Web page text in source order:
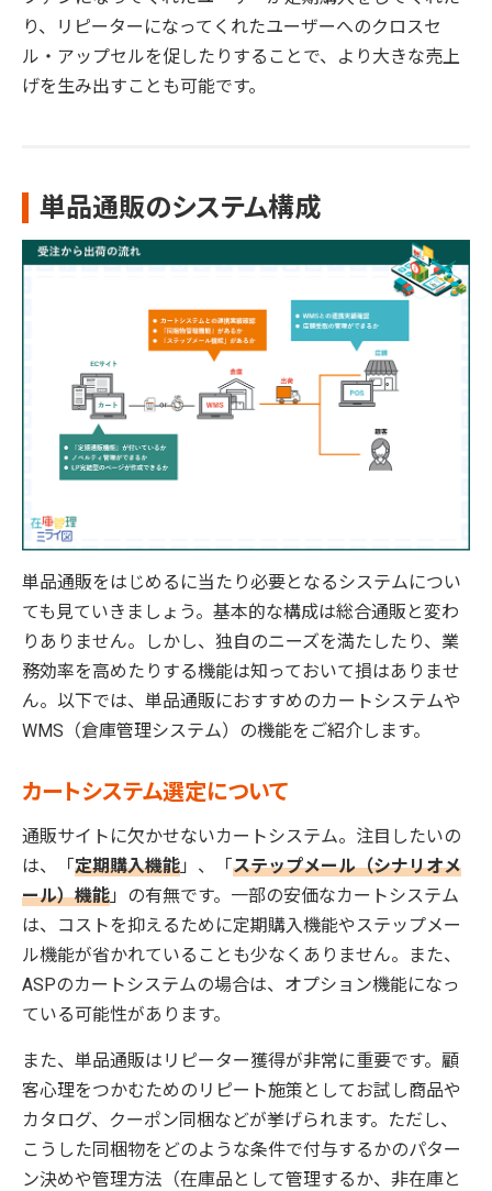
り、リピーターになってくれたユーザーへのクロスセ
ル・アップセルを促したりすることで、より大きな売上
げを生み出すことも可能です。
単品通販のシステム構成
単品通販をはじめるに当たり必要となるシステムについ
ても見ていきましょう。基本的な構成は総合通販と変わ
りありません。しかし、独自のニーズを満たしたり、業
務効率を高めたりする機能は知っておいて損はありませ
ん。以下では、単品通販におすすめのカートシステムや
WMS（倉庫管理システム）の機能をご紹介します。
カートシステム選定について
通販サイトに欠かせないカートシステム。注目したいの
は、「定期購入機能 」、「ステップメール（シナリオメ
ール）機能 」の有無です。一部の安価なカートシステム
は、コストを抑えるために定期購入機能やステップメー
ル機能が省かれていることも少なくありません。また、
ASPのカートシステムの場合は、オプション機能になっ
ている可能性があります。
また、単品通販はリピーター獲得が非常に重要です。顧
客心理をつかむためのリピート施策としてお試し商品や
カタログ、クーポン同梱などが挙げられます。ただし、
こうした同梱物をどのような条件で付与するかのパター
ン決めや管理方法（在庫品として管理するか、非在庫と